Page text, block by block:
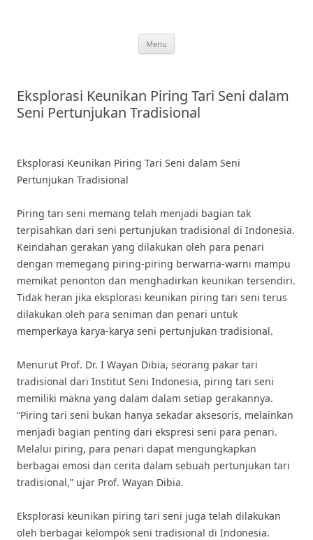
Menu
Eksplorasi Keunikan Piring Tari Seni dalam
Seni Pertunjukan Tradisional
Eksplorasi Keunikan Piring Tari Seni dalam Seni
Pertunjukan Tradisional
Piring tari seni memang telah menjadi bagian tak
terpisahkan dari seni pertunjukan tradisional di Indonesia.
Keindahan gerakan yang dilakukan oleh para penari
dengan memegang piring-piring berwarna-warni mampu
memikat penonton dan menghadirkan keunikan tersendiri.
Tidak heran jika eksplorasi keunikan piring tari seni terus
dilakukan oleh para seniman dan penari untuk
memperkaya karya-karya seni pertunjukan tradisional.
Menurut Prof. Dr. I Wayan Dibia, seorang pakar tari
tradisional dari Institut Seni Indonesia, piring tari seni
memiliki makna yang dalam dalam setiap gerakannya.
“Piring tari seni bukan hanya sekadar aksesoris, melainkan
menjadi bagian penting dari ekspresi seni para penari.
Melalui piring, para penari dapat mengungkapkan
berbagai emosi dan cerita dalam sebuah pertunjukan tari
tradisional,” ujar Prof. Wayan Dibia.
Eksplorasi keunikan piring tari seni juga telah dilakukan
oleh berbagai kelompok seni tradisional di Indonesia.